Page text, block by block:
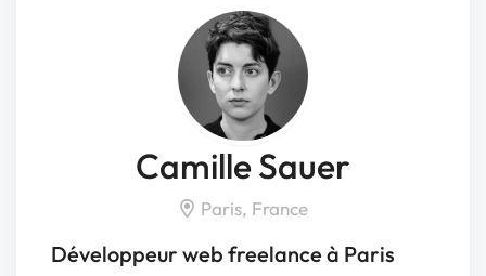
Camille Sauer
Paris, France
Développeur web freelance à Paris